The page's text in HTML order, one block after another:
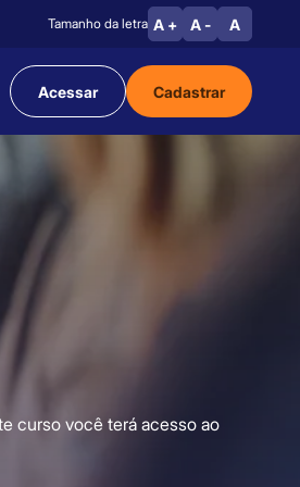
Tamanho da letra A + A - A
Acessar Cadastrar
curso você terá acesso ao